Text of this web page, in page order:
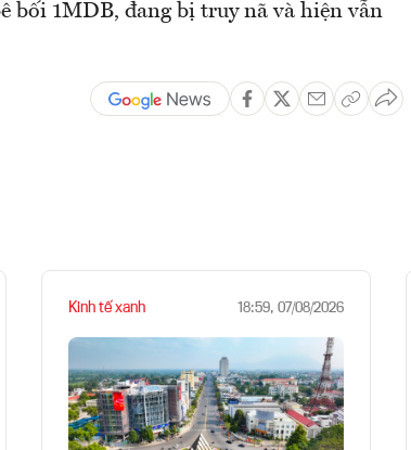
bối 1MDB, đang bị truy nã và hiện vẫn
Kinh tế xanh 18:59, 07/08/2026